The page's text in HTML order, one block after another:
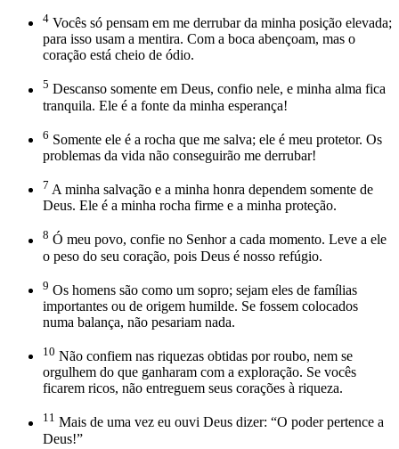
4 Vocês só pensam em me derrubar da minha posição elevada;
para isso usam a mentira. Com a boca abençoam, mas o
coração está cheio de ódio.
5 Descanso somente em Deus, confio nele, e minha alma fica
tranquila. Ele é a fonte da minha esperança!
6 Somente ele é a rocha que me salva; ele é meu protetor. Os
problemas da vida não conseguirão me derrubar!
7 A minha salvação e a minha honra dependem somente de
Deus. Ele é a minha rocha firme e a minha proteção.
8 Ó meu povo, confie no Senhor a cada momento. Leve a ele
o peso do seu coração, pois Deus é nosso refúgio.
9 Os homens são como um sopro; sejam eles de famílias
importantes ou de origem humilde. Se fossem colocados
numa balança, não pesariam nada.
10 Não confiem nas riquezas obtidas por roubo, nem se
orgulhem do que ganharam com a exploração. Se vocês
ficarem ricos, não entreguem seus corações à riqueza.
11 Mais de uma vez eu ouvi Deus dizer: “O poder pertence a
Deus!”